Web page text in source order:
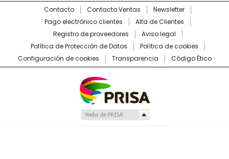
Contacto Contacto Ventas
Newsletter
Pago electrónico clientes
Alta de Clientes
Registro de proveedores
Aviso legal
Política de Protección de Datos
Política de cookies
Configuración de cookies
Transparencia Código Ético